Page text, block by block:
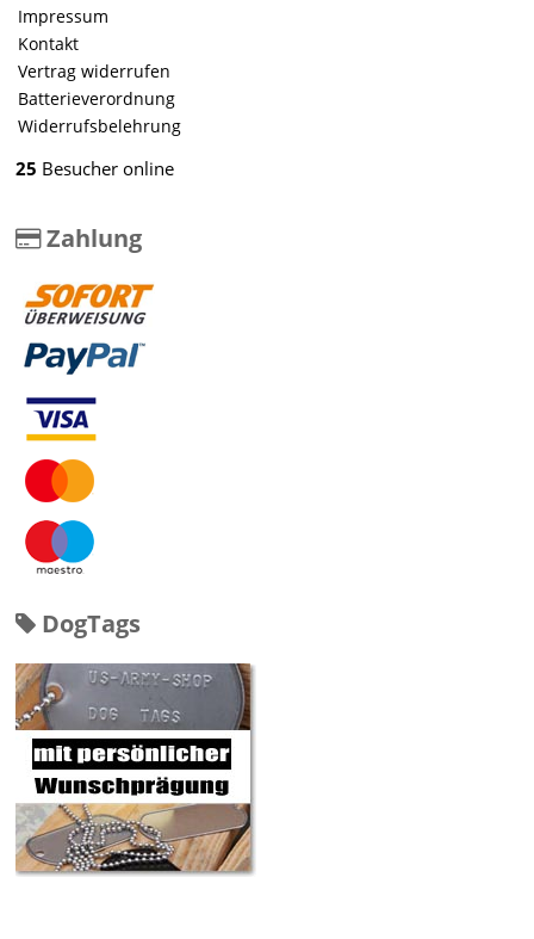
Impressum
Kontakt
Vertrag widerrufen
Batterieverordnung
Widerrufsbelehrung
25 Besucher online
Zahlung
DogTags